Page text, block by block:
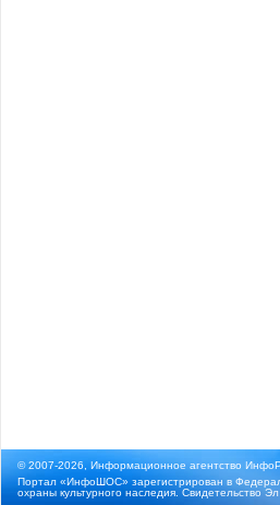
© 2007-2026, Информационное агентство
Портал «ИнфоШОС» зарегистрирован в
охраны культурного наследия. Свидетельство